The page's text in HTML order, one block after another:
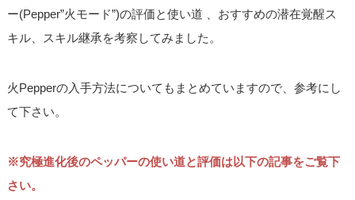
ー(Pepper”火モード”)の評価と使い道 、おすすめの潜在覚醒ス
キル、スキル継承を考察してみました。
火Pepperの入手方法についてもまとめていますので、参考にし
て下さい。
※究極進化後のペッパーの使い道と評価は以下の記事をご覧下
さい。